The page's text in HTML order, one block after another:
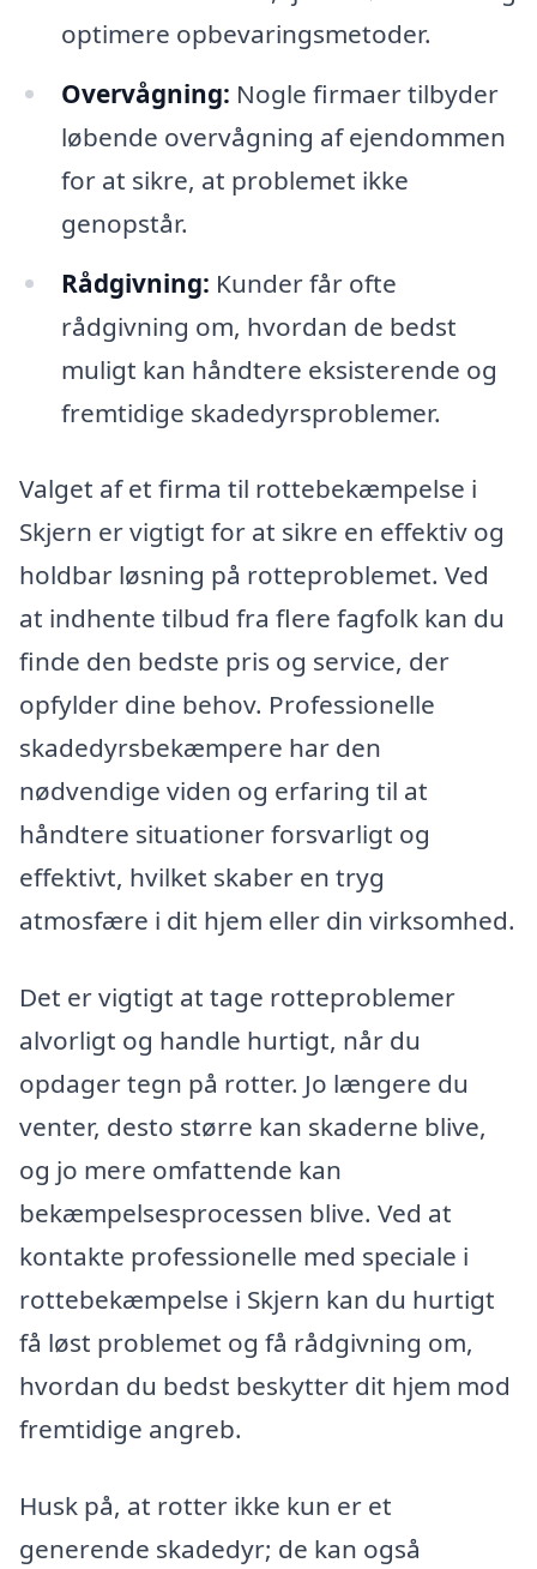
optimere opbevaringsmetoder.
Overvågning: Nogle firmaer tilbyder
løbende overvågning af ejendommen
for at sikre, at problemet ikke
genopstår.
Rådgivning: Kunder får ofte
rådgivning om, hvordan de bedst
muligt kan håndtere eksisterende og
fremtidige skadedyrsproblemer.
Valget af et firma til rottebekæmpelse i
Skjern er vigtigt for at sikre en effektiv og
holdbar løsning på rotteproblemet. Ved
at indhente tilbud fra flere fagfolk kan du
finde den bedste pris og service, der
opfylder dine behov. Professionelle
skadedyrsbekæmpere har den
nødvendige viden og erfaring til at
håndtere situationer forsvarligt og
effektivt, hvilket skaber en tryg
atmosfære i dit hjem eller din virksomhed.
Det er vigtigt at tage rotteproblemer
alvorligt og handle hurtigt, når du
opdager tegn på rotter. Jo længere du
venter, desto større kan skaderne blive,
og jo mere omfattende kan
bekæmpelsesprocessen blive. Ved at
kontakte professionelle med speciale i
rottebekæmpelse i Skjern kan du hurtigt
få løst problemet og få rådgivning om,
hvordan du bedst beskytter dit hjem mod
fremtidige angreb.
Husk på, at rotter ikke kun er et
generende skadedyr; de kan også